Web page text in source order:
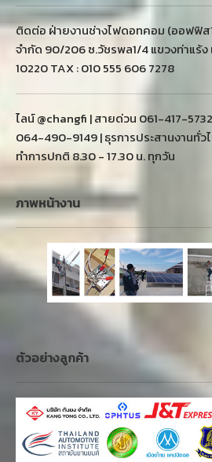
ติดต่อ ฝ่ายงานช่างไฟดอทคอม (ออฟฟิส
จำกัด 90/206 ซ.วัชรพล1/4 แขวงท่าแร้ง
10220 TAX : 010 555 606 7278
ไลน์ @changfi | สายด่วน 061-417-
064-490-9149 | ธุรการประสานงานทั่ว
ทำการปกติ 8.30 - 17.30 น. ทุกวัน
ภาพหน้างาน
ตัวอย่างลูกค้า